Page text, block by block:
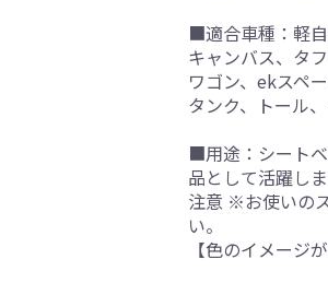
■適合車種：軽
キャンバス、タ
ワゴン、ekスペ
タンク、トール
■用途：シート
品として活躍しま
注意 ※お使いの
い。
【色のイメージ